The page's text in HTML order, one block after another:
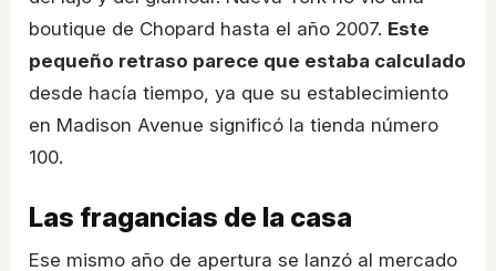
boutique de Chopard hasta el año 2007. Este
pequeño retraso parece que estaba calculado
desde hacía tiempo, ya que su establecimiento
en Madison Avenue significó la tienda número
100.
Las fragancias de la casa
Ese mismo año de apertura se lanzó al mercado